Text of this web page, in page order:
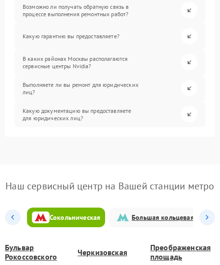
Возможно ли получать обратную связь в
процессе выполнения ремонтных работ?
Какую гарантию вы предоставляете?
В каких районах Москвы располагаются
сервисные центры Nvidia?
Выполняете ли вы ремонт для юридических
лиц?
Какую документацию вы предоставляете
для юридических лиц?
Наш сервисный центр на Вашей станции метро
Сокольническая Большая кольцевая
Бульвар
Рокоссовского
Черкизовская
Преображенская
площадь